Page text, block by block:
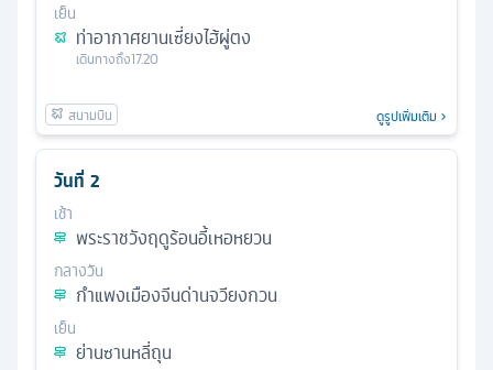
เย็น
ท่าอากาศยานเซี่ยงไฮ้ผู่ตง
เดินทางถึง17.20
ดูรูปเพิ่มเติม
วันที่ 2
เช้า
พระราชวังฤดูร้อนอี้เหอหยวน
กลางวัน
กำแพงเมืองจีนด่านจวียงกวน
เย็น
ย่านซานหลี่ถุน